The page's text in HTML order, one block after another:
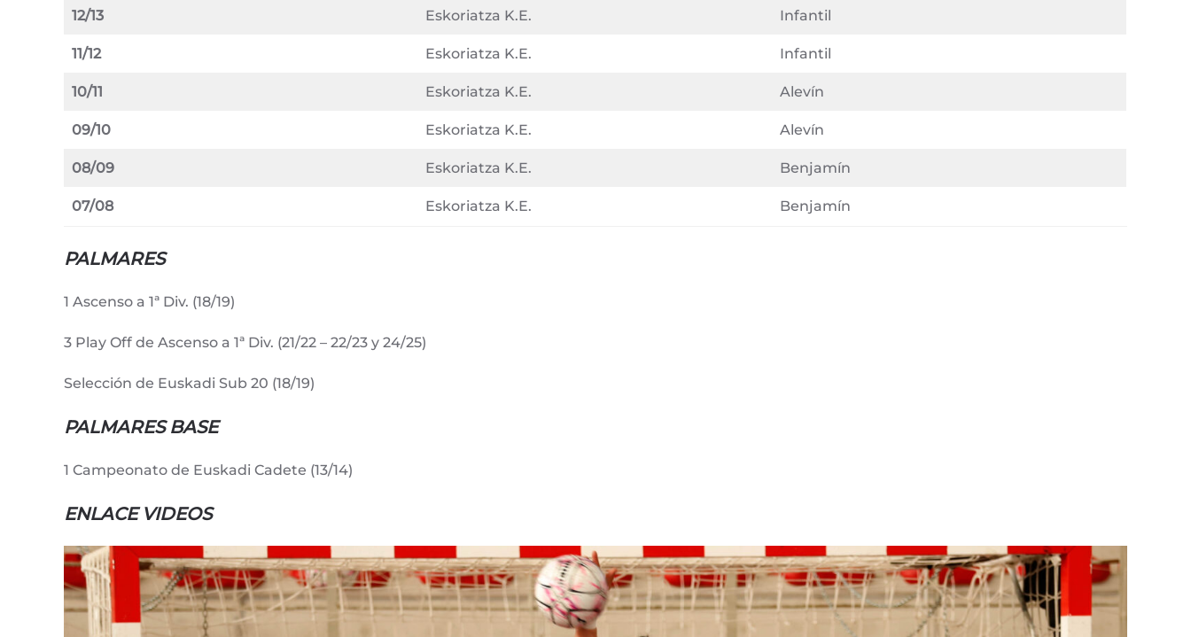
12/13 Eskoriatza K.E. Infantil
11/12 Eskoriatza K.E. Infantil
10/11 Eskoriatza K.E. Alevín
09/10 Eskoriatza K.E. Alevín
08/09 Eskoriatza K.E. Benjamín
07/08 Eskoriatza K.E. Benjamín
PALMARES
1 Ascenso a 1ª Div. (18/19)
3 Play Off de Ascenso a 1ª Div. (21/22 – 22/23 y 24/25)
Selección de Euskadi Sub 20 (18/19)
PALMARES BASE
1 Campeonato de Euskadi Cadete (13/14)
ENLACE VIDEOS